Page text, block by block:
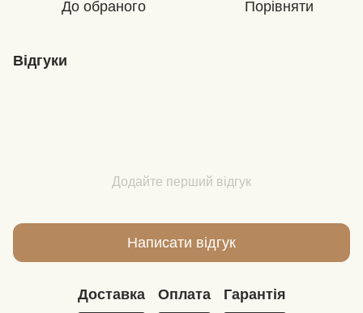
До обраного Порівняти
Відгуки
Додайте перший відгук
Написати відгук
Доставка Оплата Гарантія